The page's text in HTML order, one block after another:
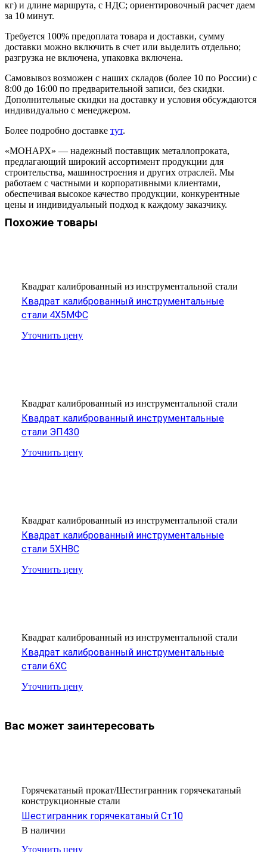
кг) и длине маршрута, с НДС; ориентировочный расчет даем
за 10 минут.
Требуется 100% предоплата товара и доставки, сумму
доставки можно включить в счет или выделить отдельно;
разгрузка не включена, упаковка включена.
Самовывоз возможен с наших складов (более 10 по России) с
8:00 до 16:00 по предварительной записи, без скидки.
Дополнительные скидки на доставку и условия обсуждаются
индивидуально с менеджером.
Более подробно доставке тут.
«МОНАРХ» — надежный поставщик металлопроката,
предлагающий широкий ассортимент продукции для
строительства, машиностроения и других отраслей. Мы
работаем с частными и корпоративными клиентами,
обеспечивая высокое качество продукции, конкурентные
цены и индивидуальный подход к каждому заказчику.
Похожие товары
Квадрат калиброванный из инструментальной стали
Квадрат калиброванный инструментальные
стали 4Х5МФС
Уточнить цену
Квадрат калиброванный из инструментальной стали
Квадрат калиброванный инструментальные
стали ЭП430
Уточнить цену
Квадрат калиброванный из инструментальной стали
Квадрат калиброванный инструментальные
стали 5ХНВС
Уточнить цену
Квадрат калиброванный из инструментальной стали
Квадрат калиброванный инструментальные
стали 6ХС
Уточнить цену
Вас может заинтересовать
Горячекатаный прокат/Шестигранник горячекатаный
конструкционные стали
Шестигранник горячекатаный Ст10
В наличии
Уточнить цену